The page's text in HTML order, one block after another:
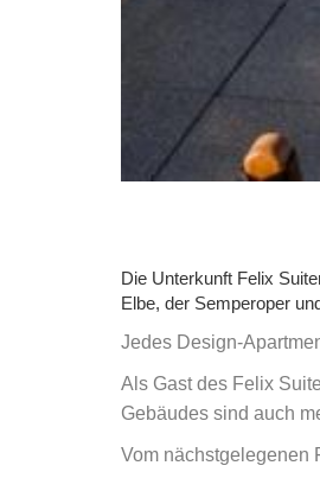
Die Unterkunft Felix
Elbe, der Semperoper
Jedes Design-
Als Gast des Felix
Gebäudes sind auch
Vom nächstgelegenen